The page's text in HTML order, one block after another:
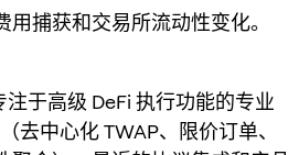
捕获和交易所流动性变化。
注于高级 DeFi 执行功能的专业
去中心化 TWAP、限价订单、